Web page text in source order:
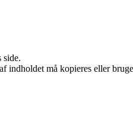
side.
må kopieres eller